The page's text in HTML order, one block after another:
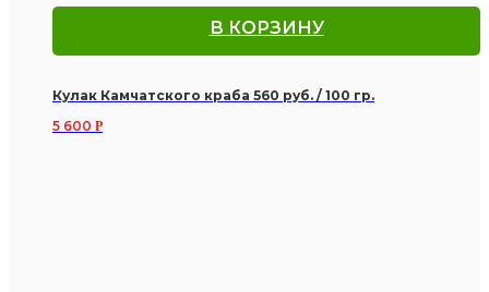
В КОРЗИНУ
Кулак Камчатского краба 560 руб. / 100 гр.
5 600 Р